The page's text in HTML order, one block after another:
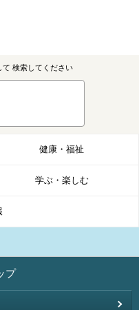
て 検索してください
健康・福祉
学ぶ・楽しむ
プ